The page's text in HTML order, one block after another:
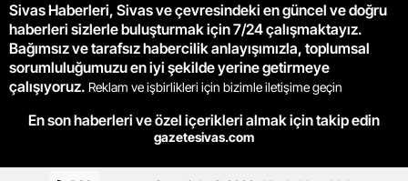
Sivas Haberleri, Sivas ve çevresindeki en güncel ve doğru
haberleri sizlerle buluşturmak için 7/24 çalışmaktayız.
Bağımsız ve tarafsız habercilik anlayışımızla, toplumsal
sorumluluğumuzu en iyi şekilde yerine getirmeye
çalışıyoruz. Reklam ve işbirlikleri için bizimle iletişime geçin
En son haberleri ve özel içerikleri almak için takip edin
gazetesivas.com